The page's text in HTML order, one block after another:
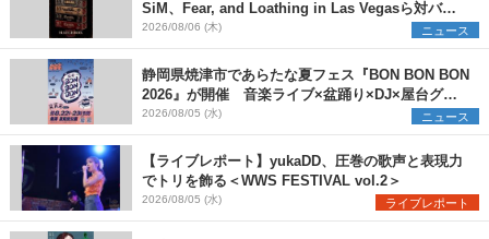
SiM、Fear, and Loathing in Las Vegasら対バン
アーティストを一斉解禁
2026/08/06 (木) ニュース
静岡県焼津市であらたな夏フェス『BON BON BON
2026』が開催 音楽ライブ×盆踊り×DJ×屋台グル
メ×ランタンナイトで彩る2日間
2026/08/05 (水) ニュース
【ライブレポート】yukaDD、圧巻の歌声と表現力
でトリを飾る＜WWS FESTIVAL vol.2＞
2026/08/05 (水) ライブレポート